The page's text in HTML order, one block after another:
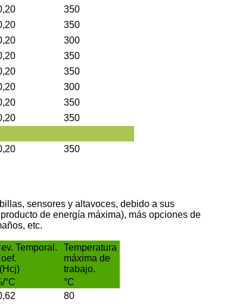
350
350
300
350
350
300
350
350
350
sensores y altavoces, debido a sus
de energía máxima), más opciones de
etc.
Temporal.
Temperatura
máxima de
trabajo.
°C
°C
80